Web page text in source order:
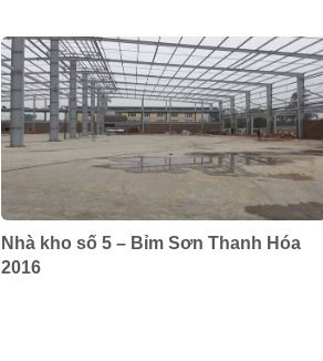
Nhà kho số 5 – Bỉm Sơn Thanh Hóa
2016